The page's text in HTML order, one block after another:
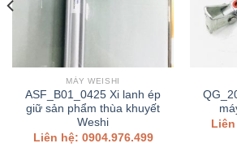
MÁY WEISHI
ASF_B01_0425 Xi lanh ép
giữ sản phẩm thùa khuyết
Weshi
Liên hệ: 0904.976.499